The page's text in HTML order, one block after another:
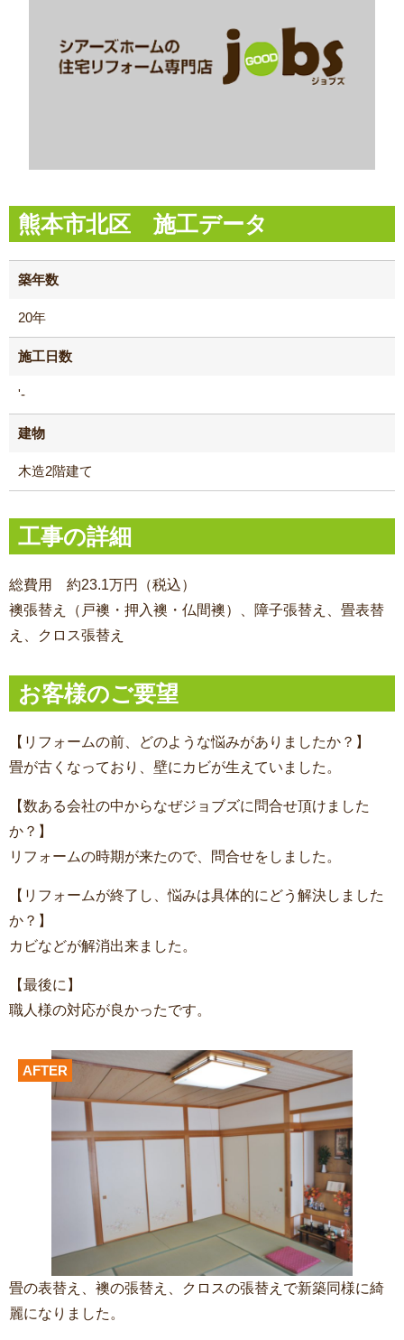
熊本市北区 施工データ
築年数
20年
施工日数
'-
建物
木造2階建て
工事の詳細
総費用 約23.1万円（税込）
襖張替え（戸襖・押入襖・仏間襖）、障子張替え、畳表替
え、クロス張替え
お客様のご要望
【リフォームの前、どのような悩みがありましたか？】
畳が古くなっており、壁にカビが生えていました。
【数ある会社の中からなぜジョブズに問合せ頂けました
か？】
リフォームの時期が来たので、問合せをしました。
【リフォームが終了し、悩みは具体的にどう解決しました
か？】
カビなどが解消出来ました。
【最後に】
職人様の対応が良かったです。
AFTER
畳の表替え、襖の張替え、クロスの張替えで新築同様に綺
麗になりました。